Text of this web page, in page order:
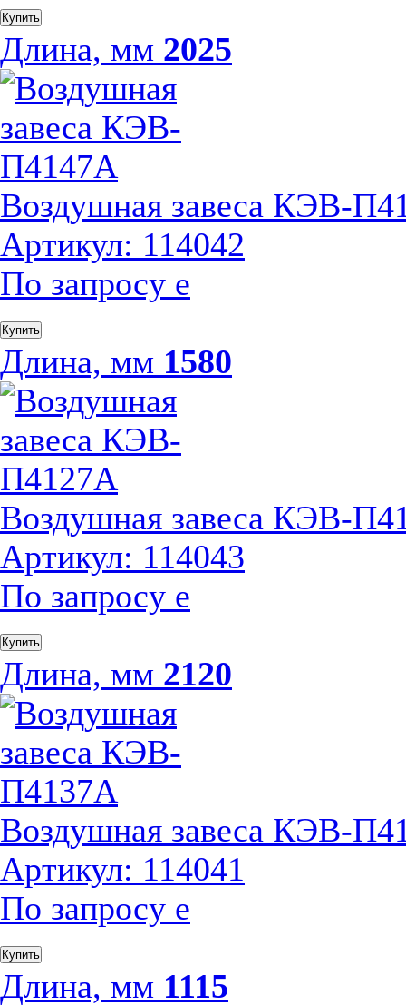
Купить
Длина, мм 2025
Воздушная завеса КЭВ-
Артикул: 114042
По запросу е
Купить
Длина, мм 1580
Воздушная завеса КЭВ-
Артикул: 114043
По запросу е
Купить
Длина, мм 2120
Воздушная завеса КЭВ-
Артикул: 114041
По запросу е
Купить
Длина, мм 1115